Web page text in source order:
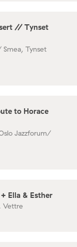
// Tynset
Smea, Tynset
to Horace
Jazzforum/
Ella & Esther
Vettre